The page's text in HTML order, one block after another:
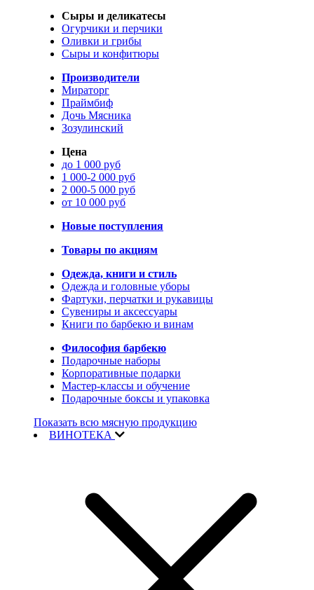
Сыры и деликатесы
Огурчики и перчики
Оливки и грибы
Сыры и конфитюры
Производители
Мираторг
Праймбиф
Дочь Мясника
Зозулинский
Цена
до 1 000 руб
1 000-2 000 руб
2 000-5 000 руб
от 10 000 руб
Новые поступления
Товары по акциям
Одежда, книги и стиль
Одежда и головные уборы
Фартуки, перчатки и рукавицы
Сувениры и аксессуары
Книги по барбекю и винам
Философия барбекю
Подарочные наборы
Корпоративные подарки
Мастер-классы и обучение
Подарочные боксы и упаковка
Показать всю мясную продукцию
ВИНОТЕКА